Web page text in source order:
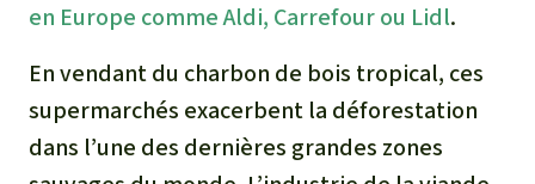
en Europe comme Aldi, Carrefour ou Lidl.
En vendant du charbon de bois tropical, ces
supermarchés exacerbent la déforestation
dans l’une des dernières grandes zones